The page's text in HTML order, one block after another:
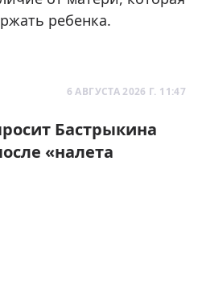
ребенка.
6 АВГУСТА 2026 Г. 11:47
Бастрыкина
«налета